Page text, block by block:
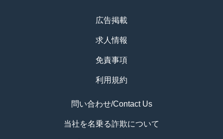
広告掲載
求人情報
免責事項
利用規約
問い合わせ/Contact Us
当社を名乗る詐欺について